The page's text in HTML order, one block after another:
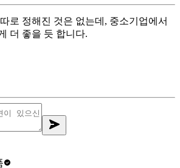
로 정해진 것은 없는데, 중소기업에서
더 좋을 듯 합니다.